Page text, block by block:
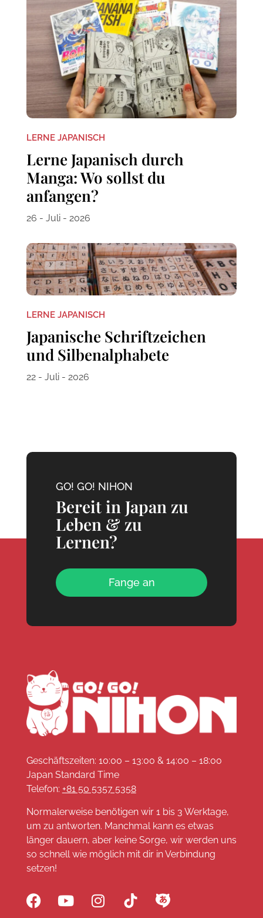
LERNE JAPANISCH
Lerne Japanisch durch
Manga: Wo sollst du
anfangen?
26 - Juli - 2026
LERNE JAPANISCH
Japanische Schriftzeichen
und Silbenalphabete
22 - Juli - 2026
GO! GO! NIHON
Bereit in Japan zu
Leben & zu
Lernen?
Fange an
Geschäftszeiten: 10:00 – 13:00 & 14:00 – 18:00
Japan Standard Time
Telefon: +81 50 5357 5358
Normalerweise benötigen wir 1 bis 3 Werktage,
um zu antworten. Manchmal kann es etwas
länger dauern, aber keine Sorge, wir werden uns
so schnell wie möglich mit dir in Verbindung
setzen!